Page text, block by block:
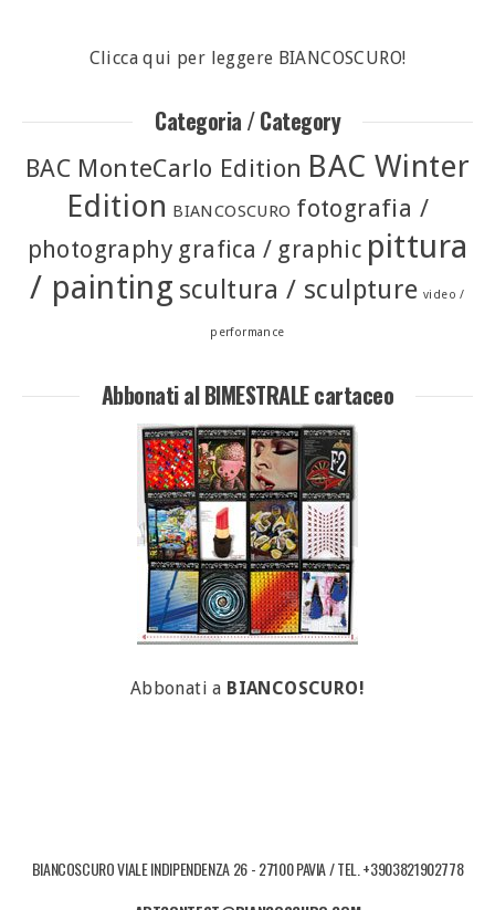
Clicca qui per leggere BIANCOSCURO!
Categoria / Category
BAC MonteCarlo Edition BAC Winter
Edition BIANCOSCURO fotografia /
photography grafica / graphic pittura
/ painting scultura / sculpture video /
performance
Abbonati al BIMESTRALE cartaceo
Abbonati a BIANCOSCURO!
BIANCOSCURO VIALE INDIPENDENZA 26 - 27100 PAVIA / TEL. +3903821902778